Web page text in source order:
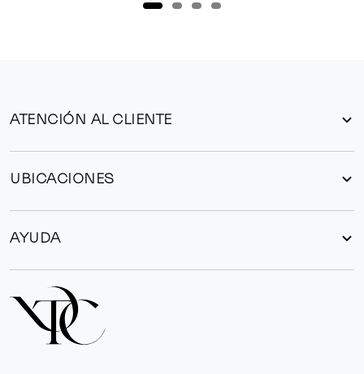
ATENCIÓN AL CLIENTE
UBICACIONES
AYUDA